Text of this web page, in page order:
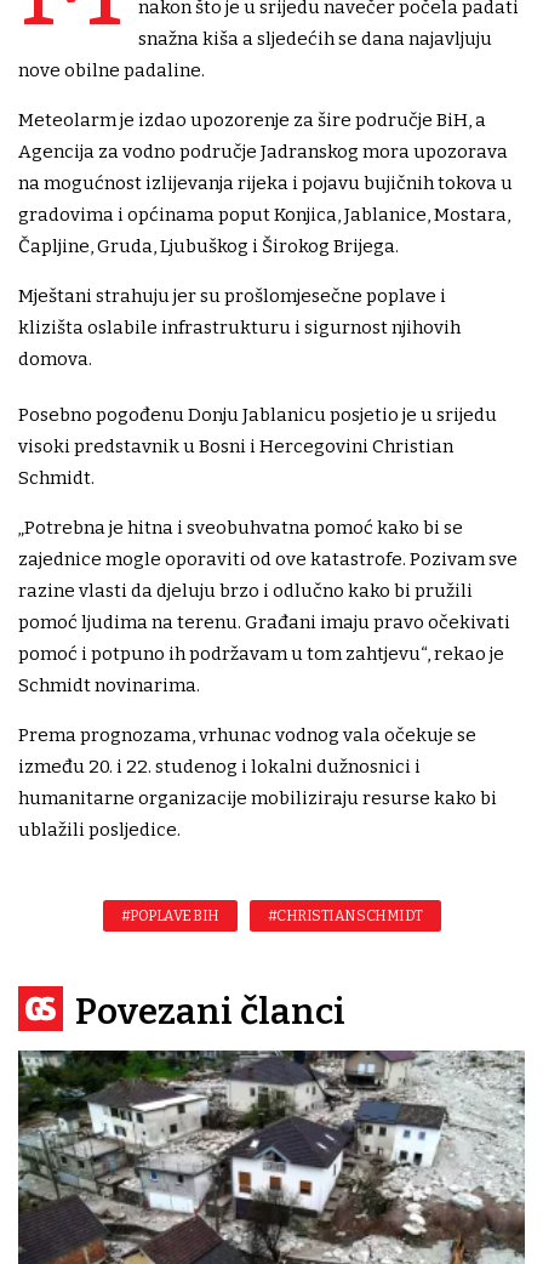
nakon što je u srijedu navečer počela padati
snažna kiša a sljedećih se dana najavljuju
nove obilne padaline.
Meteolarm je izdao upozorenje za šire područje BiH, a
Agencija za vodno područje Jadranskog mora upozorava
na mogućnost izlijevanja rijeka i pojavu bujičnih tokova u
gradovima i općinama poput Konjica, Jablanice, Mostara,
Čapljine, Gruda, Ljubuškog i Širokog Brijega.
Mještani strahuju jer su prošlomjesečne poplave i
klizišta oslabile infrastrukturu i sigurnost njihovih
domova.
Posebno pogođenu Donju Jablanicu posjetio je u srijedu
visoki predstavnik u Bosni i Hercegovini Christian
Schmidt.
„Potrebna je hitna i sveobuhvatna pomoć kako bi se
zajednice mogle oporaviti od ove katastrofe. Pozivam sve
razine vlasti da djeluju brzo i odlučno kako bi pružili
pomoć ljudima na terenu. Građani imaju pravo očekivati
pomoć i potpuno ih podržavam u tom zahtjevu“, rekao je
Schmidt novinarima.
Prema prognozama, vrhunac vodnog vala očekuje se
između 20. i 22. studenog i lokalni dužnosnici i
humanitarne organizacije mobiliziraju resurse kako bi
ublažili posljedice.
#POPLAVE BIH #CHRISTIAN SCHMIDT
Povezani članci